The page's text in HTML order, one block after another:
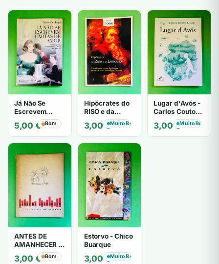
Já Não Se
Escrevem
Cartas de Amor
- Mário
Zambujal
5,00 € Bom
Hipócrates do
RISO e da
LOUCURA
3,00€Muito Bom
Lugar d'Avós -
Carlos Couto
Amaral
3,00€Muito Bom
ANTES DE
AMANHECER -
ruy de oliveira
3,00 € Bom
Estorvo - Chico
Buarque
3,00€Muito Bom